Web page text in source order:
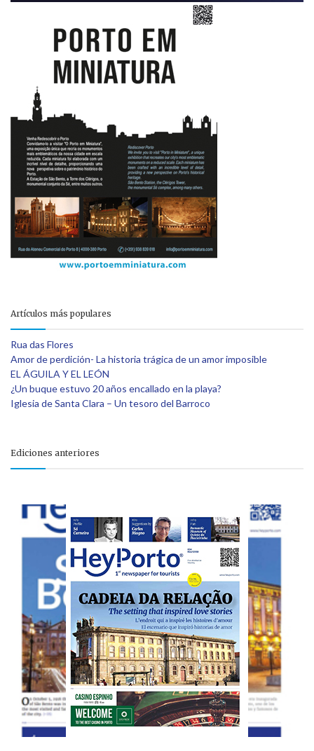
Artículos más populares
Rua das Flores
Amor de perdición- La historia trágica de un amor imposible
EL ÁGUILA Y EL LEÓN
¿Un buque estuvo 20 años encallado en la playa?
Iglesia de Santa Clara – Un tesoro del Barroco
Ediciones anteriores